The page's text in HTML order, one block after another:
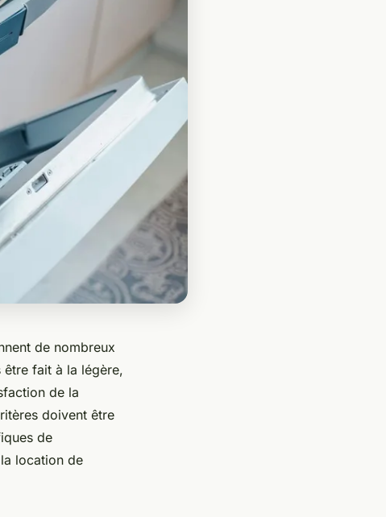
de nombreux
fait à la légère,
de la
doivent être
de
location de